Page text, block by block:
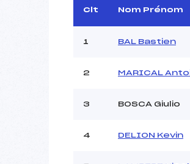
Assistant :
MANCHE 1
Ouvreurs A :
Clt Nom Prénom
1 BAL Bastien
2 MARICAL
3 BOSCA Giulio
4 DELION Kevin